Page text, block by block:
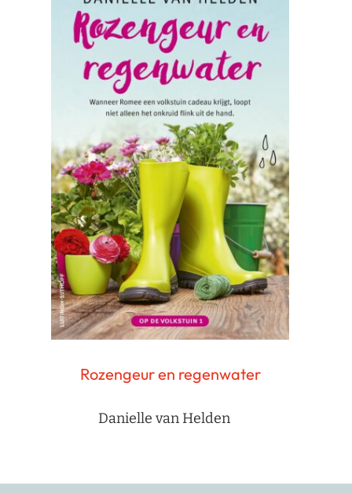
Rozengeur en regenwater
Danielle van Helden